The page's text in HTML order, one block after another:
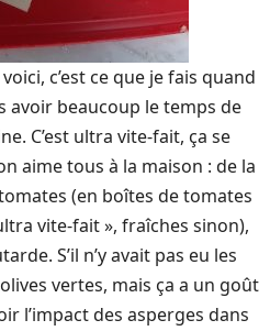
c’est ce que je fais quand
avoir beaucoup le temps de
C’est ultra vite-fait, ça se
aime tous à la maison : de la
(en boîtes de tomates
vite-fait », fraîches sinon),
S’il n’y avait pas eu les
vertes, mais ça a un goût
l’impact des asperges dans